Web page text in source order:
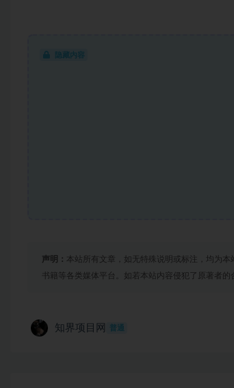
隐藏内容
声明： 本站所有文章，如无特殊说明或标注，均为
书籍等各类媒体平台。如若本站内容侵犯了原著者的
知界项目网 普通